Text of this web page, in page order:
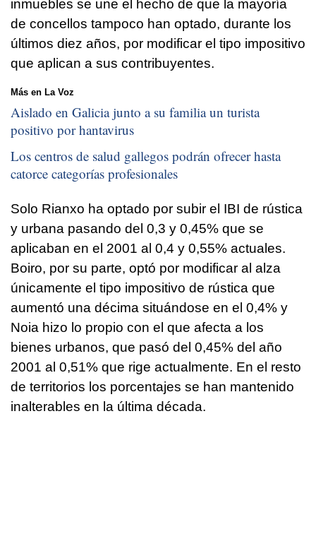
inmuebles se une el hecho de que la mayoría
de concellos tampoco han optado, durante los
últimos diez años, por modificar el tipo impositivo
que aplican a sus contribuyentes.
Más en La Voz
Aislado en Galicia junto a su familia un turista
positivo por hantavirus
Los centros de salud gallegos podrán ofrecer hasta
catorce categorías profesionales
Solo Rianxo ha optado por subir el IBI de rústica
y urbana pasando del 0,3 y 0,45% que se
aplicaban en el 2001 al 0,4 y 0,55% actuales.
Boiro, por su parte, optó por modificar al alza
únicamente el tipo impositivo de rústica que
aumentó una décima situándose en el 0,4% y
Noia hizo lo propio con el que afecta a los
bienes urbanos, que pasó del 0,45% del año
2001 al 0,51% que rige actualmente. En el resto
de territorios los porcentajes se han mantenido
inalterables en la última década.